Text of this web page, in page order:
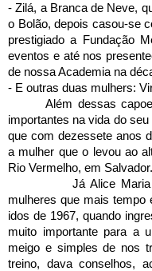
- Zilá, a Branca de Neve,
o Bolão, depois casou-se
prestigiado a Fundação
eventos e até nos
de nossa Academia na
- E outras duas mulhers:
Além dessas
importantes na vida do
que com dezessete anos
a mulher que o levou ao
Rio Vermelho, em Salvador.
Já Alice
mulheres que mais tempo
idos de 1967, quando
muito importante para a
meigo e simples de nos
treino, dava conselhos,